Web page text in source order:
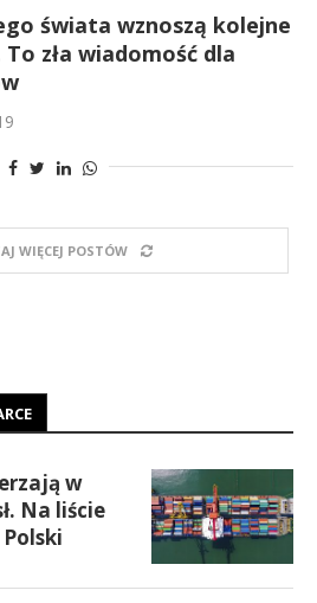
świata wznoszą kolejne
zła wiadomość dla
WIĘCEJ POSTÓW
w
Na liście